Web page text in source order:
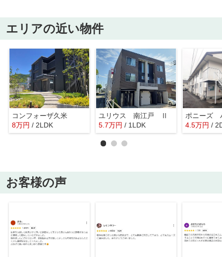
エリアの近い物件
コンフォーザ久米
8万円 / 2LDK
ユリウス 南江戸 Ⅱ
5.7万円 / 1LDK
ポニーズ
4.5万円 /
お客様の声